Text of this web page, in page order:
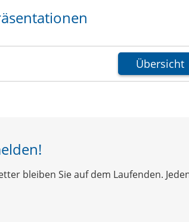
Übersicht
bleiben Sie auf dem Laufenden.